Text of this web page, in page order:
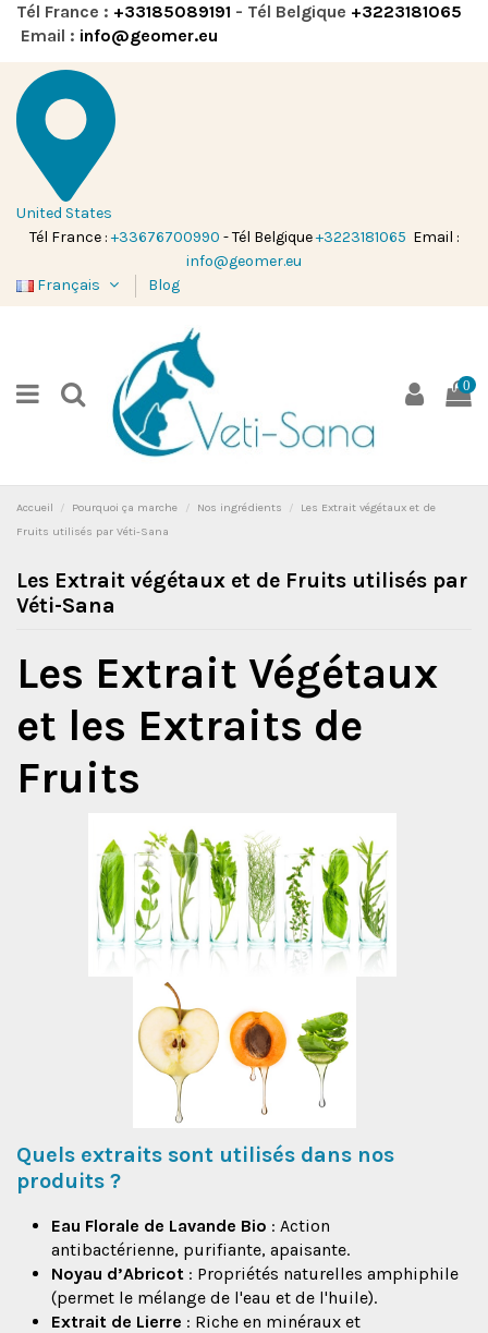
Tél France : +33185089191 - Tél Belgique +3223181065
Email : info@geomer.eu
United States
Tél France :+33676700990 - Tél Belgique+3223181065 Email :
info@geomer.eu
Français
Blog
0
Accueil Pourquoi ça marche Nos ingrédients
Les Extrait végétaux et de
Fruits utilisés par Véti-Sana
Les Extrait végétaux et de Fruits utilisés par
Véti-Sana
Les Extrait Végétaux
et les Extraits de
Fruits
Quels extraits sont utilisés dans nos
produits ?
Eau Florale de Lavande Bio : Action
antibactérienne, purifiante, apaisante.
Noyau d’Abricot : Propriétés naturelles amphiphile
(permet le mélange de l'eau et de l'huile).
Extrait de Lierre : Riche en minéraux et